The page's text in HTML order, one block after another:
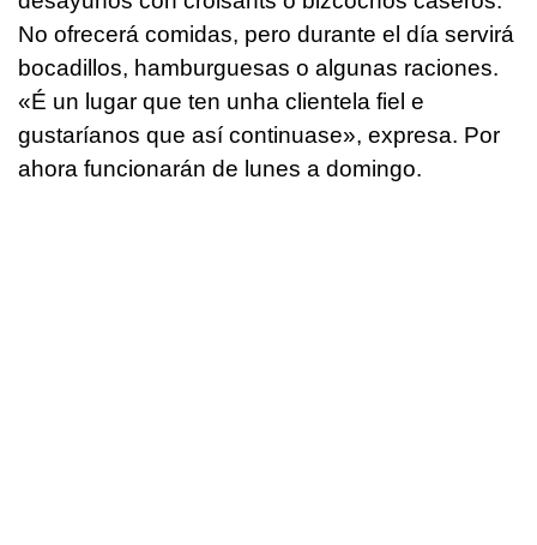
No ofrecerá comidas, pero durante el día servirá
bocadillos, hamburguesas o algunas raciones.
«É un lugar que ten unha clientela fiel e
gustaríanos que así continuase», expresa. Por
ahora funcionarán de lunes a domingo.